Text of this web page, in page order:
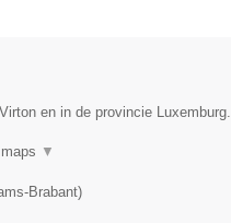
en in de provincie Luxemburg.
▼
Brabant)